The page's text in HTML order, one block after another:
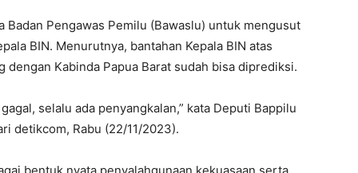
Badan Pengawas Pemilu (Bawaslu) untuk mengusut
BIN. Menurutnya, bantahan Kepala BIN atas
Kabinda Papua Barat sudah bisa diprediksi.
selalu ada penyangkalan,” kata Deputi Bappilu
detikcom, Rabu (22/11/2023).